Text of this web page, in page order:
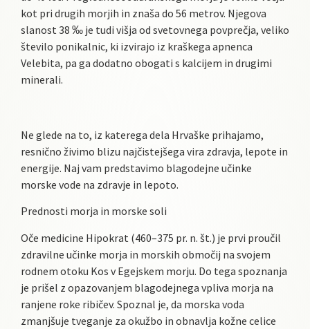
kot pri drugih morjih in znaša do 56 metrov. Njegova
slanost 38 ‰ je tudi višja od svetovnega povprečja, veliko
število ponikalnic, ki izvirajo iz kraškega apnenca
Velebita, pa ga dodatno obogati s kalcijem in drugimi
minerali.
Ne glede na to, iz katerega dela Hrvaške prihajamo,
resnično živimo blizu najčistejšega vira zdravja, lepote in
energije. Naj vam predstavimo blagodejne učinke
morske vode na zdravje in lepoto.
Prednosti morja in morske soli
Oče medicine Hipokrat (460–375 pr. n. št.) je prvi proučil
zdravilne učinke morja in morskih območij na svojem
rodnem otoku Kos v Egejskem morju. Do tega spoznanja
je prišel z opazovanjem blagodejnega vpliva morja na
ranjene roke ribičev. Spoznal je, da morska voda
zmanjšuje tveganje za okužbo in obnavlja kožne celice